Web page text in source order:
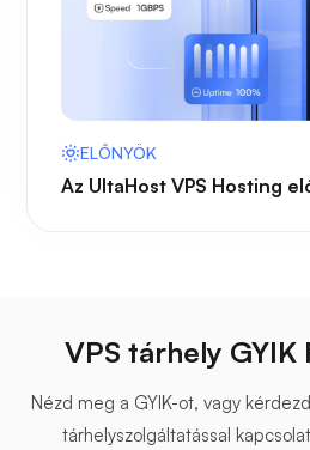
ELŐNYÖK
Az UltaHost VPS Hosting
VPS tárhely GYIK
Nézd meg a GYIK-ot, vagy
tárhelyszolgáltatással